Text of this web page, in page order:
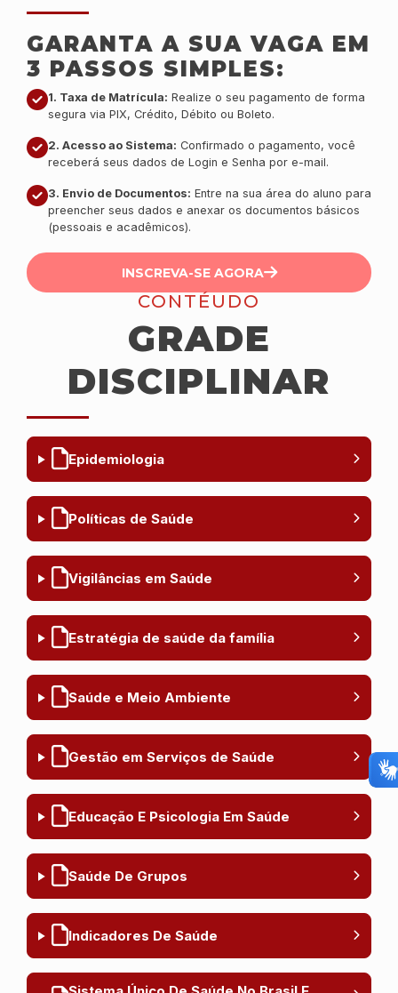
GARANTA A SUA VAGA EM
3 PASSOS SIMPLES:
1. Taxa de Matrícula: Realize o seu pagamento de forma
segura via PIX, Crédito, Débito ou Boleto.
2. Acesso ao Sistema: Confirmado o pagamento, você
receberá seus dados de Login e Senha por e-mail.
3. Envio de Documentos: Entre na sua área do aluno para
preencher seus dados e anexar os documentos básicos
(pessoais e acadêmicos).
INSCREVA-SE AGORA
CONTÉUDO
GRADE
DISCIPLINAR
Epidemiologia
Políticas de Saúde
Vigilâncias em Saúde
Estratégia de saúde da família
Saúde e Meio Ambiente
Gestão em Serviços de Saúde
Educação E Psicologia Em Saúde
Saúde De Grupos
Indicadores De Saúde